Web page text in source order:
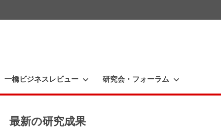
一橋ビジネスレビュー 研究会・フォーラム
最新の研究成果